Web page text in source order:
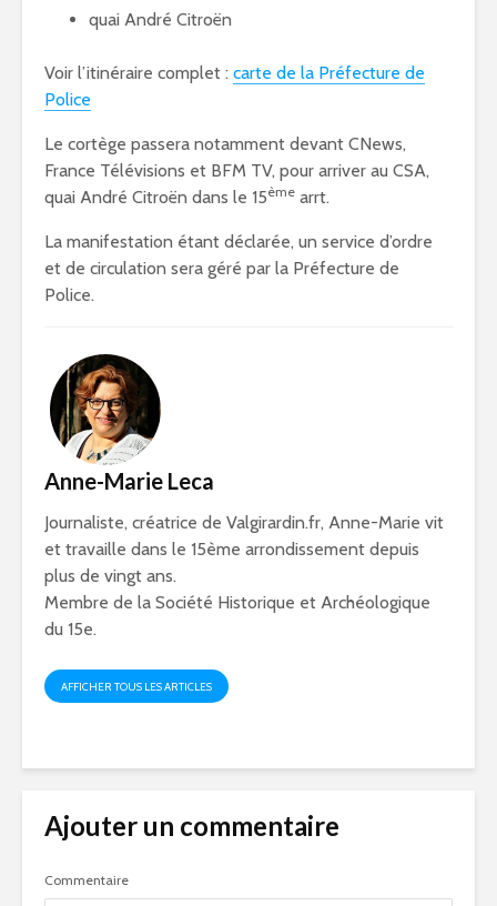
quai André Citroën
Voir l’itinéraire complet : carte de la Préfecture de
Police
Le cortège passera notamment devant CNews,
France Télévisions et BFM TV, pour arriver au CSA,
quai André Citroën dans le 15ème arrt.
La manifestation étant déclarée, un service d’ordre
et de circulation sera géré par la Préfecture de
Police.
Anne-Marie Leca
Journaliste, créatrice de Valgirardin.fr, Anne-Marie vit
et travaille dans le 15ème arrondissement depuis
plus de vingt ans.
Membre de la Société Historique et Archéologique
du 15e.
AFFICHER TOUS LES ARTICLES
Ajouter un commentaire
Commentaire